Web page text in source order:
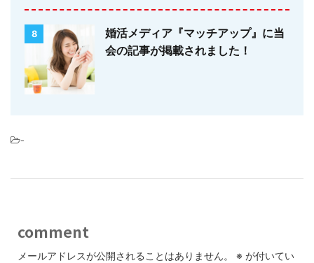
8
婚活メディア『マッチアップ』に当
会の記事が掲載されました！
-
comment
メールアドレスが公開されることはありません。 ※ が付いてい